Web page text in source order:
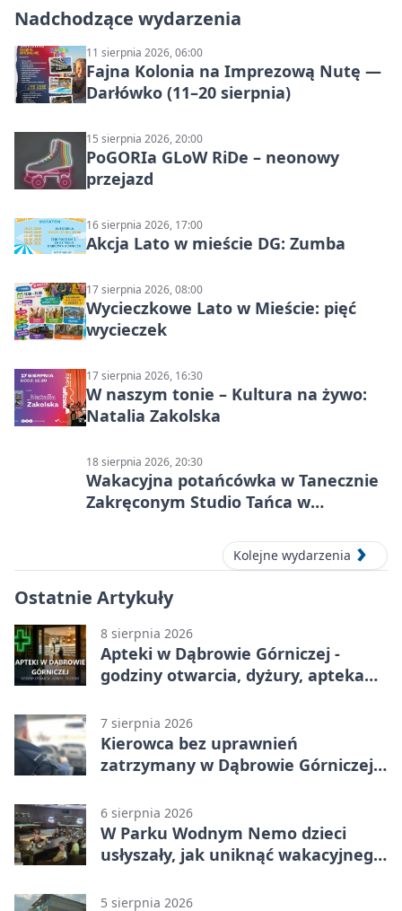
Nadchodzące wydarzenia
11 sierpnia 2026, 06:00
Fajna Kolonia na Imprezową Nutę —
Darłówko (11–20 sierpnia)
15 sierpnia 2026, 20:00
PoGORIa GLoW RiDe – neonowy
przejazd
16 sierpnia 2026, 17:00
Akcja Lato w mieście DG: Zumba
17 sierpnia 2026, 08:00
Wycieczkowe Lato w Mieście: pięć
wycieczek
17 sierpnia 2026, 16:30
W naszym tonie – Kultura na żywo:
Natalia Zakolska
18 sierpnia 2026, 20:30
Wakacyjna potańcówka w Tanecznie
Zakręconym Studio Tańca w
Kolejne wydarzenia
Ostatnie Artykuły
8 sierpnia 2026
Apteki w Dąbrowie Górniczej -
godziny otwarcia, dyżury, apteka
7 sierpnia 2026
Kierowca bez uprawnień
zatrzymany w Dąbrowie Górniczej.
6 sierpnia 2026
W Parku Wodnym Nemo dzieci
usłyszały, jak uniknąć wakacyjnego
5 sierpnia 2026